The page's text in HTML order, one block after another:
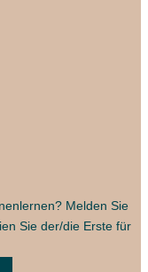
Melden Sie
Sie der/die Erste für